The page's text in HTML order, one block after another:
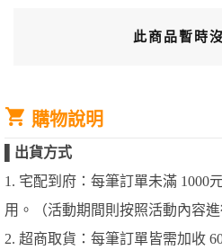
此商品暫時
購物說明
出貨方式
1. 宅配到府：每筆訂單未滿 1000
用。（活動期間則按照活動內容進
2. 超商取貨：每筆訂單皆需加收